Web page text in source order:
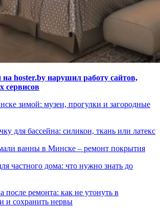
на hoster.by нарушил работу сайтов,
сервисов
зимой: музеи, прогулки и загородные
для бассейна: силикон, ткань или латекс
ванны в Минске – ремонт покрытия
частного дома: что нужно знать до
после ремонта: как не утонуть в
и сохранить нервы